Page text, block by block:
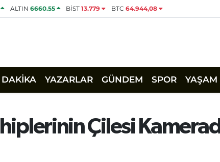
ALTIN 6660.55 BİST13.779 BTC 64.944,08
DAKİKA YAZARLAR GÜNDEM SPOR YAŞAM
Çilesi